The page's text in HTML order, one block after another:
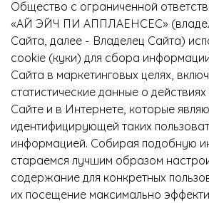
Микроволновые печи
Малая бытовая техника
О Hotpoint
Технологии
Где купить
Журнал
Сервис
Общество с ограниченной
«АЙ ЭЙЧ ПИ АППЛАЕНСЕС»
Сайта, далее - Владелец Сайта)
cookie (куки) для сбора
Сайта в маркетинговых целях,
статистические данные о
Сайте и в Интернете, которые
идентифицирующей таких
информацией. Собирая подобную
стараемся лучшим образом
содержание для конкретных
их посещение максимально